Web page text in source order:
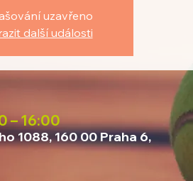
uzavřeno
další události
– 16:00
1088, 160 00 Praha 6,